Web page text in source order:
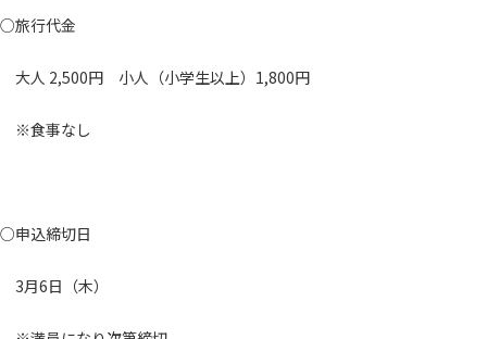
○旅行代金
大人 2,500円 小人（小学生以上）1,800円
※食事なし
○申込締切日
3月6日（木）